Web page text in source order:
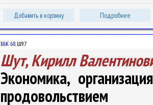
Добавить в корзину Подробнее
ББК 68.Ш97
Шут, Кирилл
Экономика,
продовольствием